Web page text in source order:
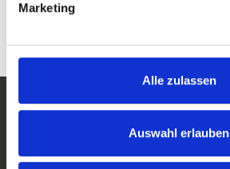
Marketing
Alle zulassen
Auswahl erlauben